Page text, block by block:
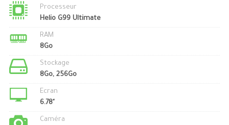
Processeur
Helio G99 Ultimate
RAM
8Go
Stockage
8Go, 256Go
Ecran
6.78"
Caméra